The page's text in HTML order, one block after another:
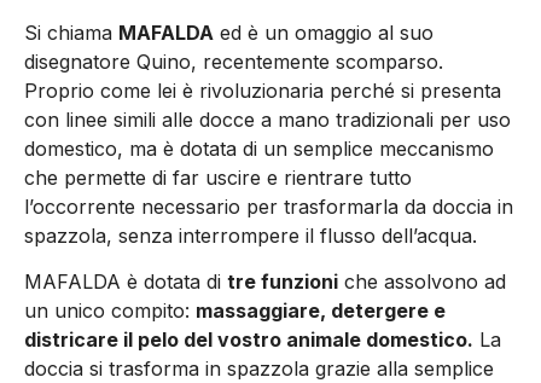
Si chiama MAFALDA ed è un omaggio al suo
disegnatore Quino, recentemente scomparso.
Proprio come lei è rivoluzionaria perché si presenta
con linee simili alle docce a mano tradizionali per uso
domestico, ma è dotata di un semplice meccanismo
che permette di far uscire e rientrare tutto
l’occorrente necessario per trasformarla da doccia in
spazzola, senza interrompere il flusso dell’acqua.
MAFALDA è dotata di tre funzioni che assolvono ad
un unico compito: massaggiare, detergere e
districare il pelo del vostro animale domestico. La
doccia si trasforma in spazzola grazie alla semplice